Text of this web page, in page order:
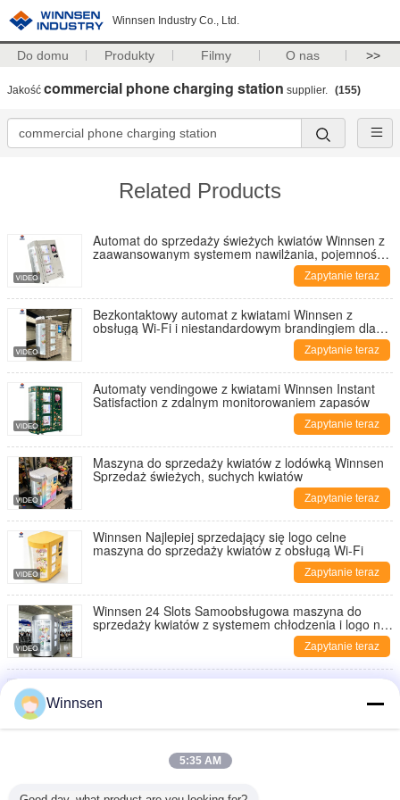
Winnsen Industry Co., Ltd.
Do domu Produkty Filmy O nas >>
Jakość commercial phone charging station supplier. (155)
Related Products
Automat do sprzedaży świeżych kwiatów Winnsen z
zaawansowanym systemem nawilżania, pojemnością
24 bukietów i ekranem dotykowym LCD 19 cali
Zapytanie teraz
Bezkontaktowy automat z kwiatami Winnsen z
obsługą Wi-Fi i niestandardowym brandingiem dla
Zapytanie teraz
Automaty vendingowe z kwiatami Winnsen Instant
Satisfaction z zdalnym monitorowaniem zapasów
Zapytanie teraz
Maszyna do sprzedaży kwiatów z lodówką Winnsen
Sprzedaż świeżych, suchych kwiatów
Zapytanie teraz
Winnsen Najlepiej sprzedający się logo celne
maszyna do sprzedaży kwiatów z obsługą Wi-Fi
Zapytanie teraz
Winnsen 24 Slots Samoobsługowa maszyna do
sprzedaży kwiatów z systemem chłodzenia i logo na
Zapytanie teraz
kwiatów z 19 cali LCD i systemem chłodzenia do
użytku na zewnątrz
10-drzwiowa komercyjna szafka sprzedająca kwiaty
Winnsen z chłodzeniem i integracją API
Winnsen
5:35 AM